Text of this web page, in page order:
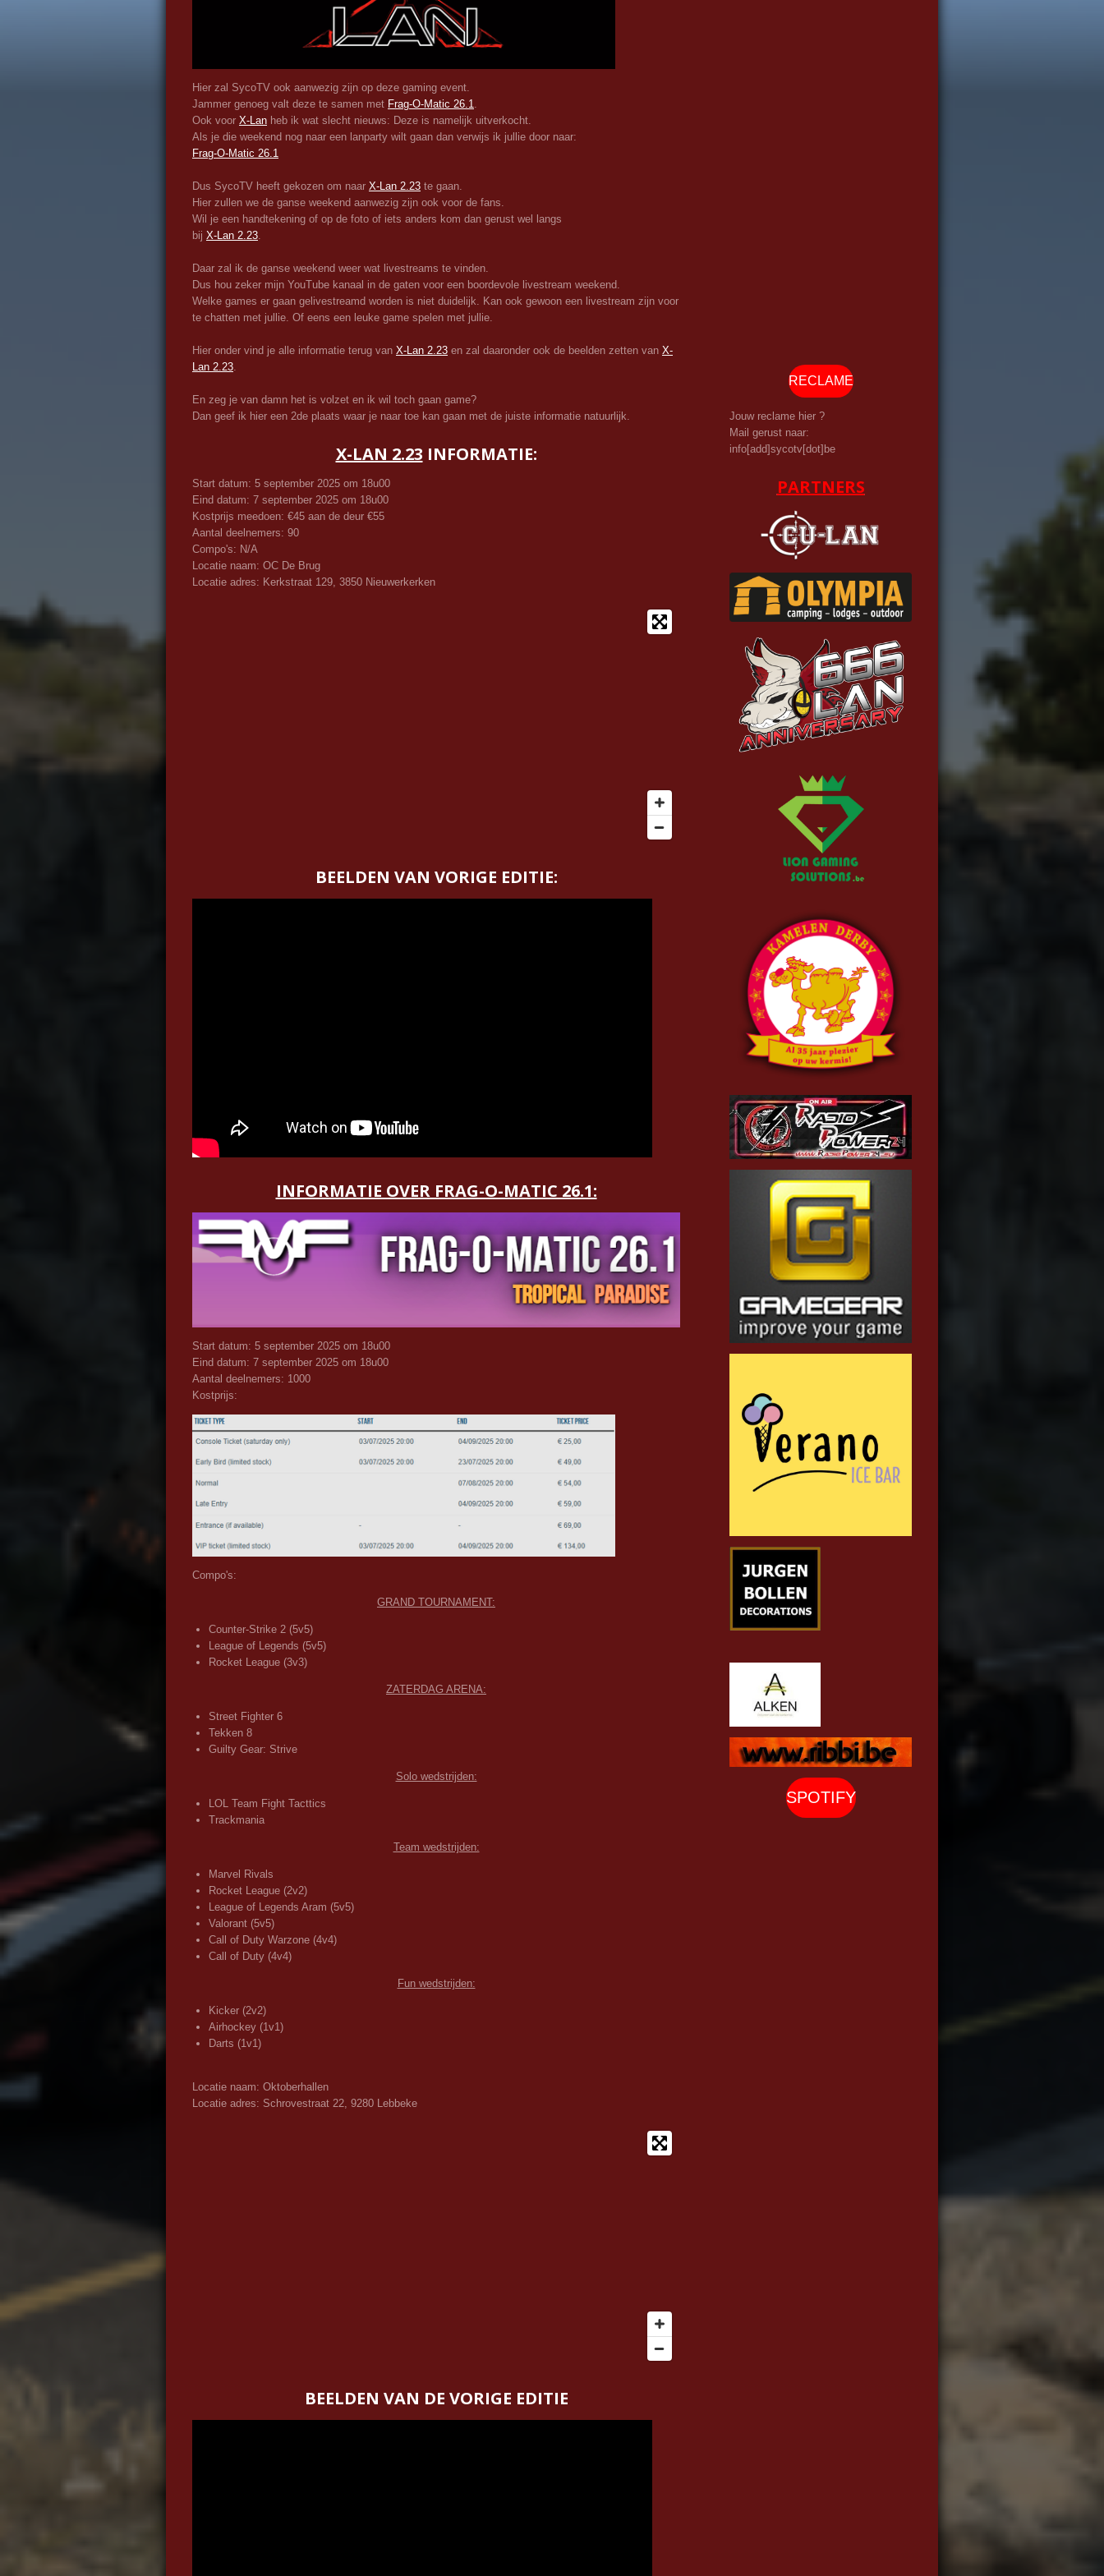
Hier zal SycoTV ook aanwezig zijn op deze gaming event.
Jammer genoeg valt deze te samen met Frag-O-Matic 26.1.
Ook voor X-Lan heb ik wat slecht nieuws: Deze is namelijk uitverkocht.
Als je die weekend nog naar een lanparty wilt gaan dan verwijs ik jullie door naar:
Frag-O-Matic 26.1
Dus SycoTV heeft gekozen om naar X-Lan 2.23 te gaan.
Hier zullen we de ganse weekend aanwezig zijn ook voor de fans.
Wil je een handtekening of op de foto of iets anders kom dan gerust wel langs
bij X-Lan 2.23.
Daar zal ik de ganse weekend weer wat livestreams te vinden.
Dus hou zeker mijn YouTube kanaal in de gaten voor een boordevole livestream weekend.
Welke games er gaan gelivestreamd worden is niet duidelijk. Kan ook gewoon een livestream zijn voor
te chatten met jullie. Of eens een leuke game spelen met jullie.
Hier onder vind je alle informatie terug van X-Lan 2.23 en zal daaronder ook de beelden zetten van X-
Lan 2.23.
En zeg je van damn het is volzet en ik wil toch gaan game?
Dan geef ik hier een 2de plaats waar je naar toe kan gaan met de juiste informatie natuurlijk.
X-LAN 2.23 INFORMATIE:
Start datum: 5 september 2025 om 18u00
Eind datum: 7 september 2025 om 18u00
Kostprijs meedoen: €45 aan de deur €55
Aantal deelnemers: 90
Compo's: N/A
Locatie naam: OC De Brug
Locatie adres: Kerkstraat 129, 3850 Nieuwerkerken
BEELDEN VAN VORIGE EDITIE:
INFORMATIE OVER FRAG-O-MATIC 26.1:
Start datum: 5 september 2025 om 18u00
Eind datum: 7 september 2025 om 18u00
Aantal deelnemers: 1000
Kostprijs:
Compo's:
GRAND TOURNAMENT:
Counter-Strike 2 (5v5)
League of Legends (5v5)
Rocket League (3v3)
ZATERDAG ARENA:
Street Fighter 6
Tekken 8
Guilty Gear: Strive
Solo wedstrijden:
LOL Team Fight Tacttics
Trackmania
Team wedstrijden:
Marvel Rivals
Rocket League (2v2)
League of Legends Aram (5v5)
Valorant (5v5)
Call of Duty Warzone (4v4)
Call of Duty (4v4)
Fun wedstrijden:
Kicker (2v2)
Airhockey (1v1)
Darts (1v1)
Locatie naam: Oktoberhallen
Locatie adres: Schrovestraat 22, 9280 Lebbeke
BEELDEN VAN DE VORIGE EDITIE
RECLAME
Jouw reclame hier ?
Mail gerust naar:
info[add]sycotv[dot]be
PARTNERS
SPOTIFY